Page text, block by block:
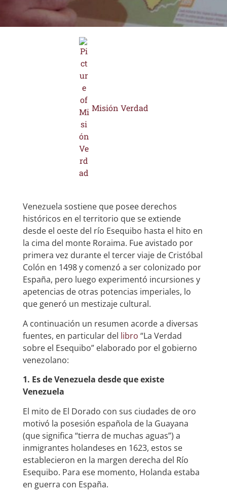
Misión Verdad
Venezuela sostiene que posee derechos
históricos en el territorio que se extiende
desde el oeste del río Esequibo hasta el hito en
la cima del monte Roraima. Fue avistado por
primera vez durante el tercer viaje de Cristóbal
Colón en 1498 y comenzó a ser colonizado por
España, pero luego experimentó incursiones y
apetencias de otras potencias imperiales, lo
que generó un mestizaje cultural.
A continuación un resumen acorde a diversas
fuentes, en particular del libro “La Verdad
sobre el Esequibo” elaborado por el gobierno
venezolano:
1. Es de Venezuela desde que existe
Venezuela
El mito de El Dorado con sus ciudades de oro
motivó la posesión española de la Guayana
(que significa “tierra de muchas aguas”) a
inmigrantes holandeses en 1623, estos se
establecieron en la margen derecha del Río
Esequibo. Para ese momento, Holanda estaba
en guerra con España.